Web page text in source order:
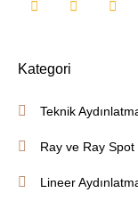
Kategori
Teknik
Ray ve Ray Spot
Lineer